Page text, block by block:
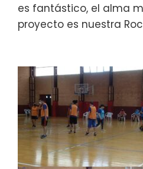
es fantástico, el alma
proyecto es nuestra